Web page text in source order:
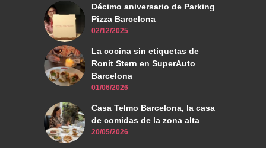
Décimo aniversario de Parking
Pizza Barcelona
02/12/2025
La cocina sin etiquetas de
Ronit Stern en SuperAuto
Barcelona
01/06/2026
Casa Telmo Barcelona, la casa
de comidas de la zona alta
20/05/2026